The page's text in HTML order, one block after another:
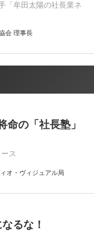
「牟田太陽の社長業ネ
会 理事長
命の「社長塾」
ス
オ・ヴィジュアル局
るな！